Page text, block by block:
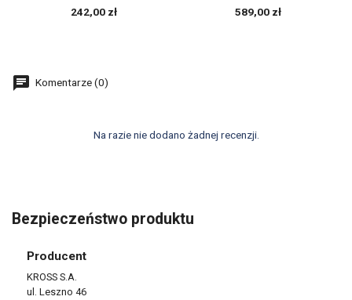
242,00 zł 589,00 zł
Komentarze (0)
Na razie nie dodano żadnej recenzji.
Bezpieczeństwo produktu
Producent
KROSS S.A.
ul. Leszno 46